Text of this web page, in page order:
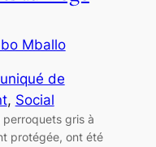
Mballo
de
, Social
gris à
protégée, ont été